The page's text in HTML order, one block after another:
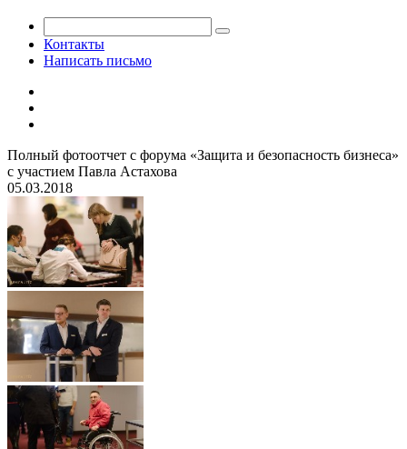
Контакты
Написать письмо
Полный фотоотчет с форума «Защита и безопасность бизнеса»
с участием Павла Астахова
05.03.2018